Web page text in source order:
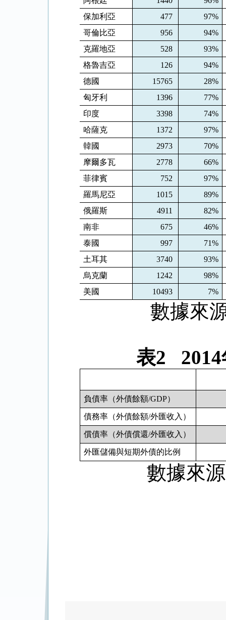
保加利亞
477
97%
哥倫比亞
956
94%
克羅地亞
528
93%
格魯吉亞
126
94%
德國
15765
28%
匈牙利
1396
77%
印度
3398
74%
哈薩克
1372
97%
韓國
2973
70%
摩爾多瓦
2778
66%
菲律賓
752
97%
羅馬尼亞
1015
89%
俄羅斯
4911
82%
南非
675
46%
泰國
997
71%
土耳其
3740
93%
烏克蘭
1242
98%
美國
10493 7%
數據來源：
表2 2014
負債率（外債餘額/GDP）
債務率（外債餘額/外匯收入）
償債率（外債償還/外匯收入）
外匯儲備與短期外債的比例
數據來源：